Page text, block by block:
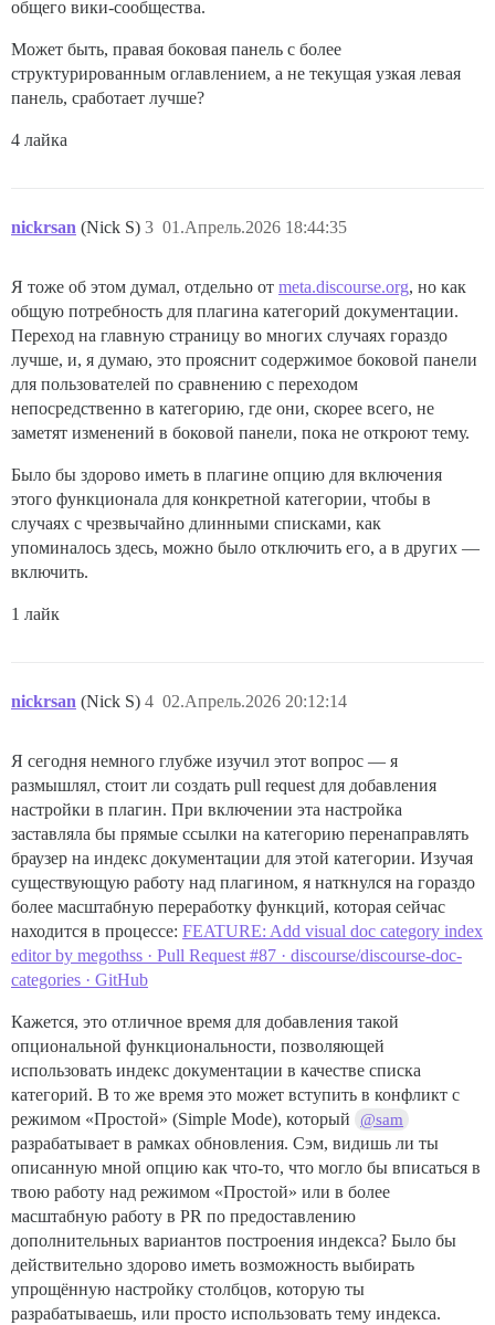
общего вики-сообщества.
Может быть, правая боковая панель с более
структурированным оглавлением, а не текущая узкая левая
панель, сработает лучше?
4 лайка
nickrsan (Nick S) 01.Апрель.2026 18:44:35
3
Я тоже об этом думал, отдельно от meta.discourse.org, но как
общую потребность для плагина категорий документации.
Переход на главную страницу во многих случаях гораздо
лучше, и, я думаю, это прояснит содержимое боковой панели
для пользователей по сравнению с переходом
непосредственно в категорию, где они, скорее всего, не
заметят изменений в боковой панели, пока не откроют тему.
Было бы здорово иметь в плагине опцию для включения
этого функционала для конкретной категории, чтобы в
случаях с чрезвычайно длинными списками, как
упоминалось здесь, можно было отключить его, а в других —
включить.
1 лайк
nickrsan (Nick S) 02.Апрель.2026 20:12:14
4
Я сегодня немного глубже изучил этот вопрос — я
размышлял, стоит ли создать pull request для добавления
настройки в плагин. При включении эта настройка
заставляла бы прямые ссылки на категорию перенаправлять
браузер на индекс документации для этой категории. Изучая
существующую работу над плагином, я наткнулся на гораздо
более масштабную переработку функций, которая сейчас
находится в процессе: FEATURE: Add visual doc category index
editor by megothss · Pull Request #87 · discourse/discourse-doc-
categories · GitHub
Кажется, это отличное время для добавления такой
опциональной функциональности, позволяющей
использовать индекс документации в качестве списка
категорий. В то же время это может вступить в конфликт с
режимом «Простой» (Simple Mode), который
@sam
разрабатывает в рамках обновления. Сэм, видишь ли ты
описанную мной опцию как что-то, что могло бы вписаться в
твою работу над режимом «Простой» или в более
масштабную работу в PR по предоставлению
дополнительных вариантов построения индекса? Было бы
действительно здорово иметь возможность выбирать
упрощённую настройку столбцов, которую ты
разрабатываешь, или просто использовать тему индекса.